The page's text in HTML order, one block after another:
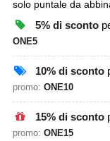
solo puntale da
5% di sconto
ONE5
10% di sconto
promo: ONE10
15% di sconto
promo: ONE15